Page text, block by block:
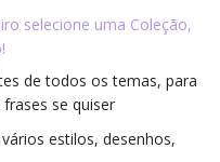
selecione uma Coleção,
de todos os temas, para
se quiser
vários estilos, desenhos,